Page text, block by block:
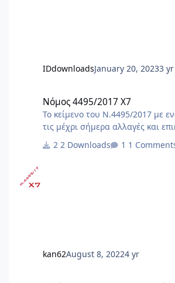
IDdownloadsJanuary 20, 20233 yr
Νόμος 4495/2017 X7
Το κείμενο του Ν.4495/2017 με
τις μέχρι σήμερα αλλαγές και
63Α/1.5.2024)[Α1] [Α1]Αλλαγές
2 Downloads 1
kan62August 8, 20224 yr